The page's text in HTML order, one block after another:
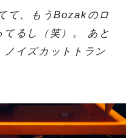
て、もうBozakのロ
るし（笑）。 あと
ノイズカットトラン